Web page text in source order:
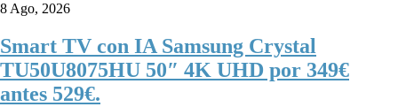
8 Ago, 2026
Smart TV con IA Samsung Crystal
TU50U8075HU 50″ 4K UHD por 349€
antes 529€.